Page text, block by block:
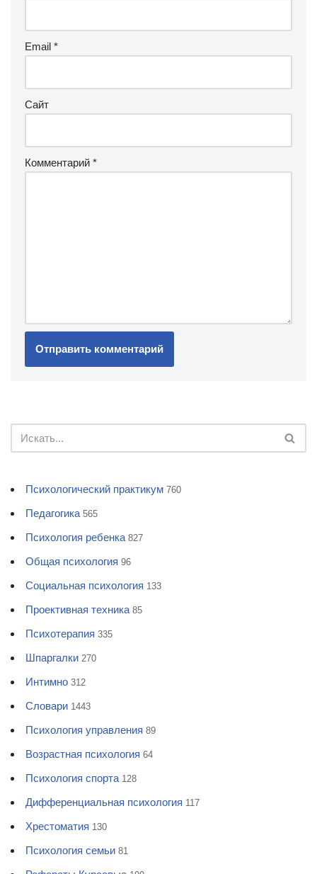
Email *
Сайт
Комментарий *
Психологический практикум 760
Педагогика 565
Психология ребенка 827
Общая психология 96
Социальная психология 133
Проективная техника 85
Психотерапия 335
Шпаргалки 270
Интимно 312
Словари 1443
Психология управления 89
Возрастная психология 64
Психология спорта 128
Дифференциальная психология 117
Хрестоматия 130
Психология семьи 81